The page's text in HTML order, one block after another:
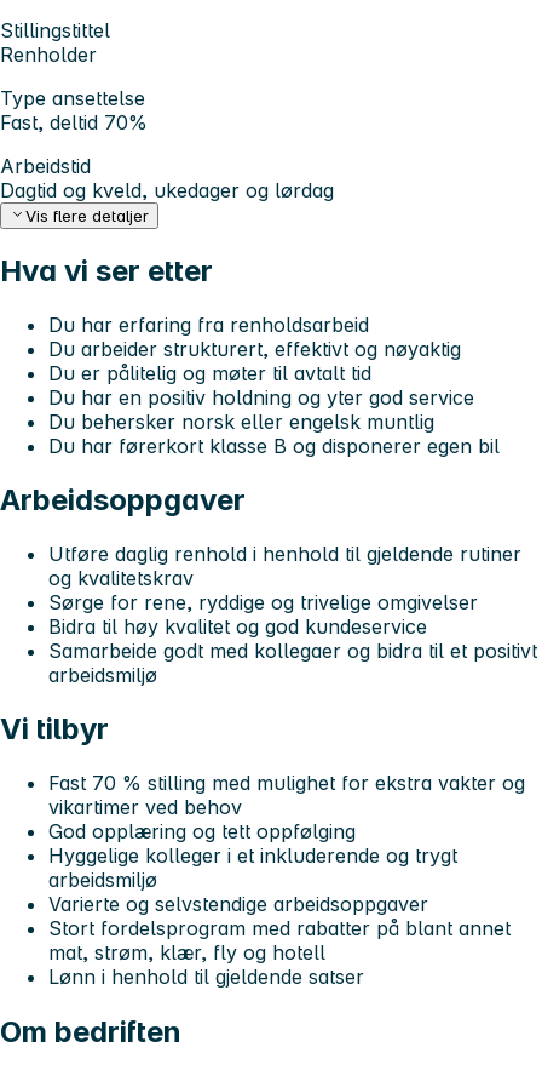
Stillingstittel
Renholder
Type ansettelse
Fast, deltid 70%
Arbeidstid
Dagtid og kveld, ukedager og lørdag
Vis flere detaljer
Hva vi ser etter
Du har erfaring fra renholdsarbeid
Du arbeider strukturert, effektivt og nøyaktig
Du er pålitelig og møter til avtalt tid
Du har en positiv holdning og yter god service
Du behersker norsk eller engelsk muntlig
Du har førerkort klasse B og disponerer egen bil
Arbeidsoppgaver
Utføre daglig renhold i henhold til gjeldende rutiner
og kvalitetskrav
Sørge for rene, ryddige og trivelige omgivelser
Bidra til høy kvalitet og god kundeservice
Samarbeide godt med kollegaer og bidra til et positivt
arbeidsmiljø
Vi tilbyr
Fast 70 % stilling med mulighet for ekstra vakter og
vikartimer ved behov
God opplæring og tett oppfølging
Hyggelige kolleger i et inkluderende og trygt
arbeidsmiljø
Varierte og selvstendige arbeidsoppgaver
Stort fordelsprogram med rabatter på blant annet
mat, strøm, klær, fly og hotell
Lønn i henhold til gjeldende satser
Om bedriften